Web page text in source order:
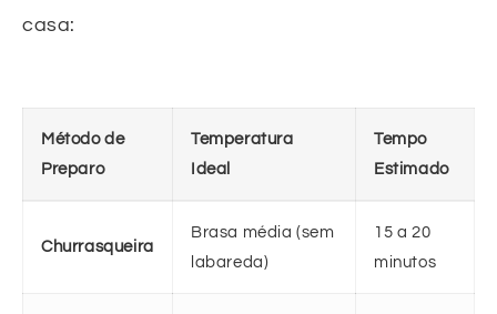
casa:
Método de
Preparo
Temperatura
Ideal
Tempo
Estimado
Churrasqueira
Brasa média (sem
labareda)
15 a 20
minutos